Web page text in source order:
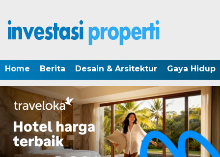
Home Berita Desain & Arsitektur Gaya Hidup